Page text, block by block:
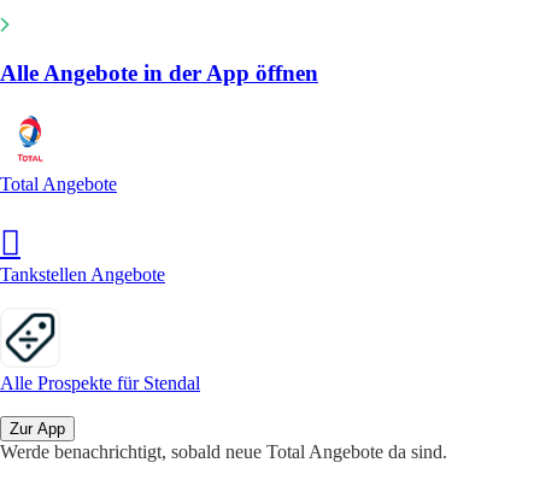
Alle Angebote in der App öffnen
Total Angebote
Tankstellen Angebote
Alle Prospekte für Stendal
Zur App
Werde benachrichtigt, sobald neue Total Angebote da sind.